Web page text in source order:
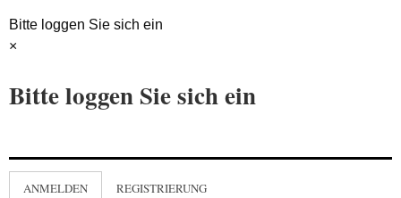
Bitte loggen Sie sich ein
×
Bitte loggen Sie sich ein
ANMELDEN REGISTRIERUNG